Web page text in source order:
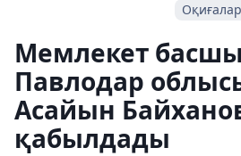
Оқиғалар
Мемлекет
Павлодар
Асайын
қабылдады